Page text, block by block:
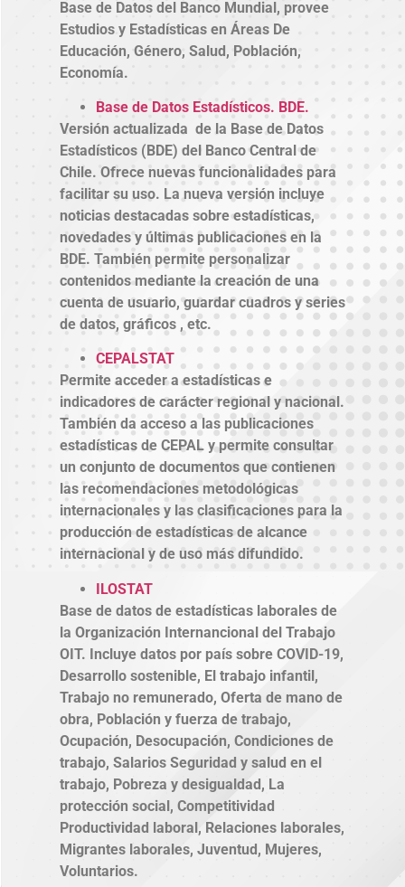
Base de Datos del Banco Mundial, provee
Estudios y Estadísticas en Áreas De
Educación, Género, Salud, Población,
Economía.
Base de Datos Estadísticos. BDE.
Versión actualizada de la Base de Datos
Estadísticos (BDE) del Banco Central de
Chile. Ofrece nuevas funcionalidades para
facilitar su uso. La nueva versión incluye
noticias destacadas sobre estadísticas,
novedades y últimas publicaciones en la
BDE. También permite personalizar
contenidos mediante la creación de una
cuenta de usuario, guardar cuadros y series
de datos, gráficos , etc.
CEPALSTAT
Permite acceder a estadísticas e
indicadores de carácter regional y nacional.
También da acceso a las publicaciones
estadísticas de CEPAL y permite consultar
un conjunto de documentos que contienen
las recomendaciones metodológicas
internacionales y las clasificaciones para la
producción de estadísticas de alcance
internacional y de uso más difundido.
ILOSTAT
Base de datos de estadísticas laborales de
la Organización Internancional del Trabajo
OIT. Incluye datos por país sobre COVID-19,
Desarrollo sostenible, El trabajo infantil,
Trabajo no remunerado, Oferta de mano de
obra, Población y fuerza de trabajo,
Ocupación, Desocupación, Condiciones de
trabajo, Salarios Seguridad y salud en el
trabajo, Pobreza y desigualdad, La
protección social, Competitividad
Productividad laboral, Relaciones laborales,
Migrantes laborales, Juventud, Mujeres,
Voluntarios.